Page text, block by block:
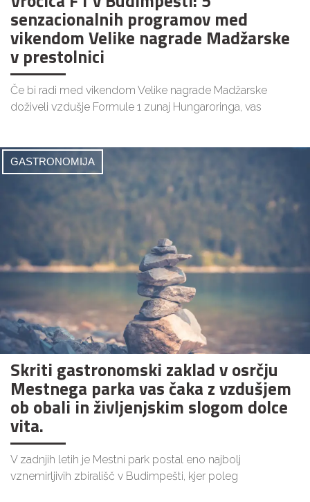
senzacionalnih programov med
vikendom Velike nagrade Madžarske
v prestolnici
Če bi radi med vikendom Velike nagrade Madžarske
doživeli vzdušje Formule 1 zunaj Hungaroringa, vas
GASTRONOMIJA
Skriti gastronomski zaklad v osrčju
Mestnega parka vas čaka z vzdušjem
ob obali in življenjskim slogom dolce
vita.
V zadnjih letih je Mestni park postal eno najbolj
vznemirljivih zbirališč v Budimpešti, kjer poleg